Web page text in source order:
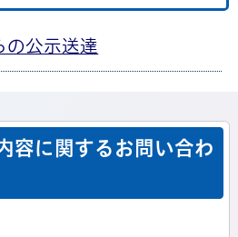
の公示送達
容に関するお問い合わ